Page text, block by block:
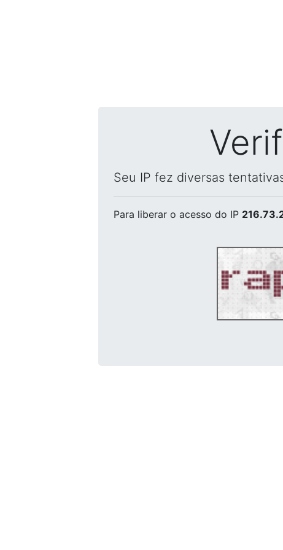
Seu IP fez diversas
Para liberar o acesso do IP